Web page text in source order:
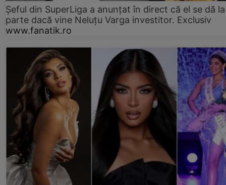
Șeful din SuperLiga a anunțat în direct că el se dă
parte dacă vine Neluțu Varga investitor. Exclusiv
www.fanatik.ro